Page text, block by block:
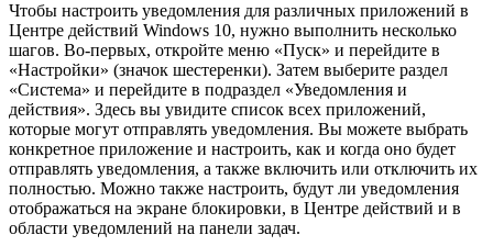
Чтобы настроить уведомления для различных приложений в
Центре действий Windows 10, нужно выполнить несколько
шагов. Во-первых, откройте меню «Пуск» и перейдите в
«Настройки» (значок шестеренки). Затем выберите раздел
«Система» и перейдите в подраздел «Уведомления и
действия». Здесь вы увидите список всех приложений,
которые могут отправлять уведомления. Вы можете выбрать
конкретное приложение и настроить, как и когда оно будет
отправлять уведомления, а также включить или отключить их
полностью. Можно также настроить, будут ли уведомления
отображаться на экране блокировки, в Центре действий и в
области уведомлений на панели задач.